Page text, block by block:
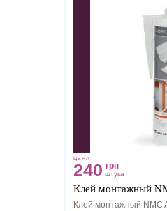
ЦЕНА
240 грн
штука
Клей монтажный
Клей монтажный NMC